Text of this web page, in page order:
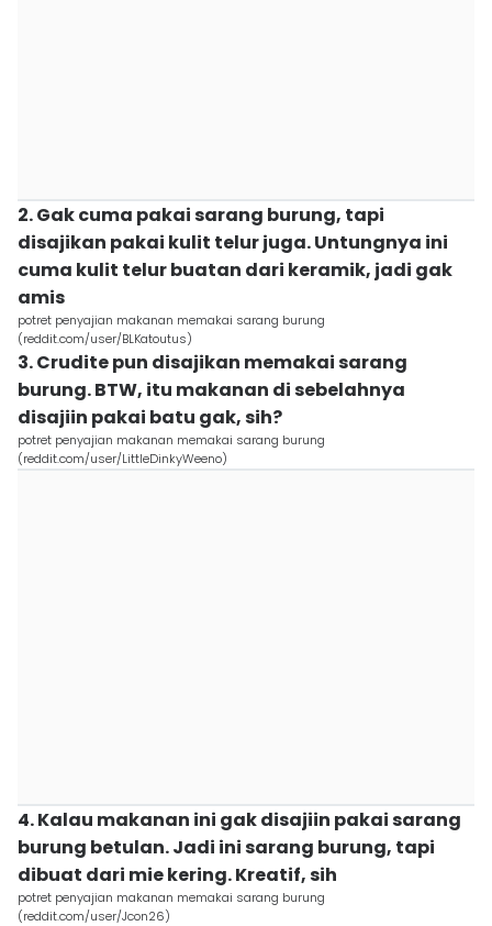
2. Gak cuma pakai sarang burung, tapi
disajikan pakai kulit telur juga. Untungnya ini
cuma kulit telur buatan dari keramik, jadi gak
amis
potret penyajian makanan memakai sarang burung
(reddit.com/user/BLKatoutus)
3. Crudite pun disajikan memakai sarang
burung. BTW, itu makanan di sebelahnya
disajiin pakai batu gak, sih?
potret penyajian makanan memakai sarang burung
(reddit.com/user/LittleDinkyWeeno)
4. Kalau makanan ini gak disajiin pakai sarang
burung betulan. Jadi ini sarang burung, tapi
dibuat dari mie kering. Kreatif, sih
potret penyajian makanan memakai sarang burung
(reddit.com/user/Jcon26)